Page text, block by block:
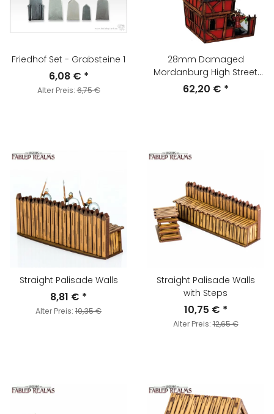
Friedhof Set - Grabsteine 1
6,08 € *
Alter Preis:6,75 €
28mm Damaged
Mordanburg High Street
House 2
62,20 € *
Straight Palisade Walls
8,81 € *
Alter Preis: 10,35 €
Straight Palisade Walls
with Steps
10,75 € *
Alter Preis:12,65 €